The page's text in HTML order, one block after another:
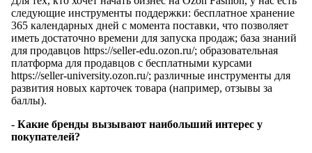
следующие инструменты поддержки: бесплатное хранение
365 календарных дней с момента поставки, что позволяет
иметь достаточно времени для запуска продаж; база знаний
для продавцов https://seller-edu.ozon.ru/; образовательная
платформа для продавцов с бесплатными курсами
https://seller-university.ozon.ru/; различные инструменты для
развития новых карточек товара (например, отзывы за
баллы).
- Какие бренды вызывают наибольший интерес у
покупателей?